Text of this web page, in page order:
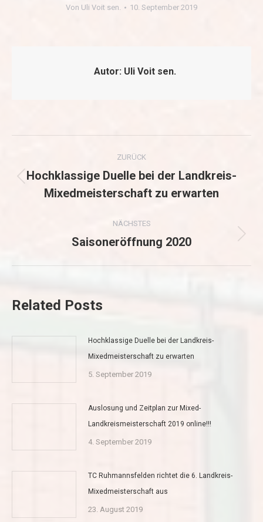
Von Uli Voit sen. 10. September 2019
Autor: Uli Voit sen.
Kommentarnavigation
ZURÜCK
Beitrag:
Hochklassige Duelle bei der Landkreis-
Mixedmeisterschaft zu erwarten
NÄCHSTES
Nächster
Saisoneröffnung 2020
Related Posts
Hochklassige Duelle bei der Landkreis-
Mixedmeisterschaft zu erwarten
5. September 2019
Auslosung und Zeitplan zur Mixed-
Landkreismeisterschaft 2019 online!!!
4. September 2019
TC Ruhmannsfelden richtet die 6. Landkreis-
Mixedmeisterschaft aus
23. August 2019